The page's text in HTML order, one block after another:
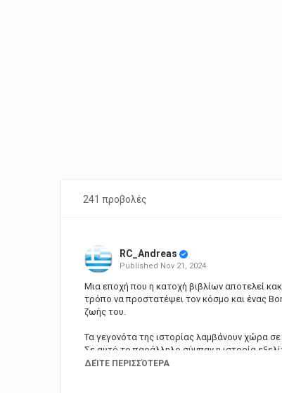
241 προβολές
RC_Andreas
Published Nov 21, 2024
Μια εποχή που η κατοχή βιβλίων αποτελεί
τρόπο να προστατέψει τον κόσμο και ένας
ζωής του.
Τα γεγονότα της ιστορίας λαμβάνουν χώρα
Σε αυτό το παράλληλο σύμπαν η ιστορία
ΔΕΊΤΕ ΠΕΡΙΣΣΌΤΕΡΑ